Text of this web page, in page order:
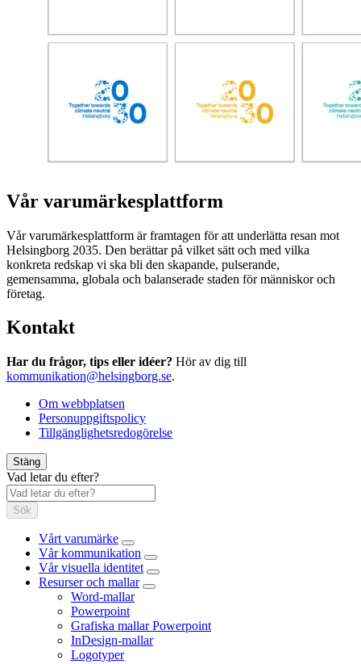
Vår varumärkesplattform
Vår varumärkesplattform är framtagen för att underlätta resan mot
Helsingborg 2035. Den berättar på vilket sätt och med vilka
konkreta redskap vi ska bli den skapande, pulserande,
gemensamma, globala och balanserade staden för människor och
företag.
Kontakt
Har du frågor, tips eller idéer? Hör av dig till
kommunikation@helsingborg.se.
Om webbplatsen
Personuppgiftspolicy
Tillgänglighetsredogörelse
Stäng
Vad letar du efter?
Sök
Vårt varumärke
Vår kommunikation
Vår visuella identitet
Resurser och mallar
Word-mallar
Powerpoint
Grafiska mallar Powerpoint
InDesign-mallar
Logotyper